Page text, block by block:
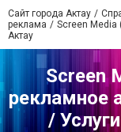
Сайт города Актау
реклама
Screen Media
Актау
Screen
рекламное
/